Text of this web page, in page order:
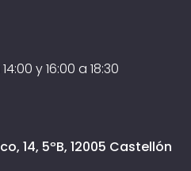
y 16:00 a 18:30
14, 5ºB, 12005 Castellón